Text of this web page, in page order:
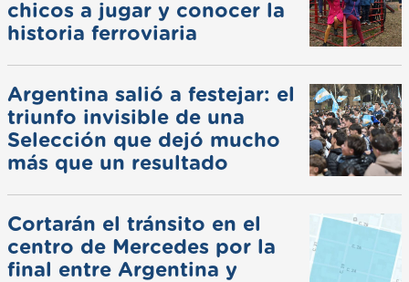
chicos a jugar y conocer la
historia ferroviaria
Argentina salió a festejar: el
triunfo invisible de una
Selección que dejó mucho
más que un resultado
Cortarán el tránsito en el
centro de Mercedes por la
final entre Argentina y